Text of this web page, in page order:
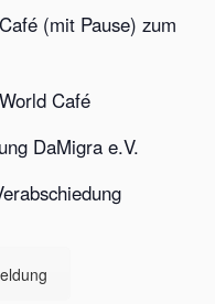
(mit Pause) zum
Café
DaMigra e.V.